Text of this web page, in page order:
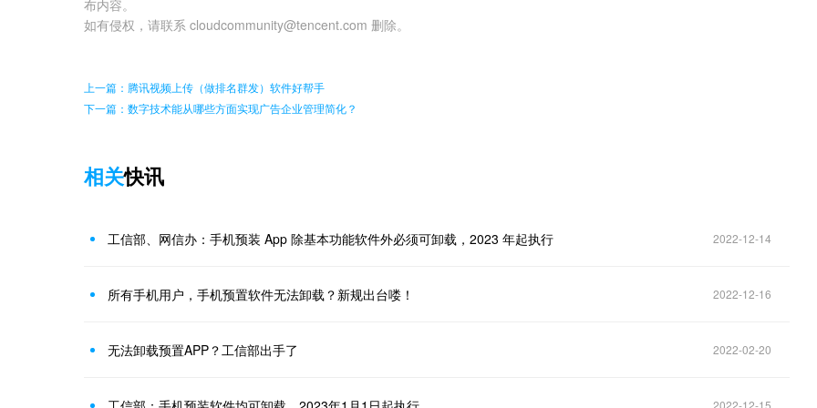
布内容。
如有侵权，请联系 cloudcommunity@tencent.com 删除。
上一篇：腾讯视频上传（做排名群发）软件好帮手
下一篇：数字技术能从哪些方面实现广告企业管理简化？
相关快讯
工信部、网信办：手机预装 App 除基本功能软件外必须可卸载，2023 年起执行 2022-12-14
所有手机用户，手机预置软件无法卸载？新规出台喽！ 2022-12-16
无法卸载预置APP？工信部出手了 2022-02-20